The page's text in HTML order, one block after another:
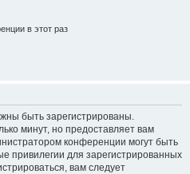
в этот раз
быть зарегистрированы.
минут, но предоставляет вам
конференции могут быть
привилегии для зарегистрированных
вам следует